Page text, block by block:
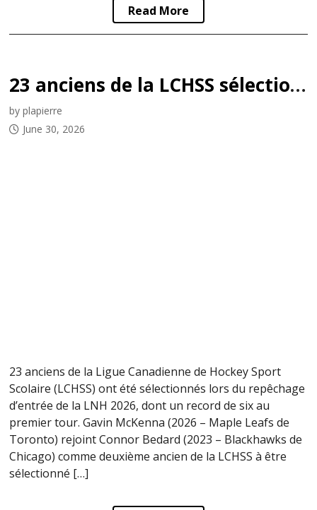
Read More
23 anciens de la LCHSS sélectionnés lors du repêchage d’entrée de la LNH 2026
by plapierre
June 30, 2026
23 anciens de la Ligue Canadienne de Hockey Sport
Scolaire (LCHSS) ont été sélectionnés lors du repêchage
d’entrée de la LNH 2026, dont un record de six au
premier tour. Gavin McKenna (2026 – Maple Leafs de
Toronto) rejoint Connor Bedard (2023 – Blackhawks de
Chicago) comme deuxième ancien de la LCHSS à être
sélectionné […]